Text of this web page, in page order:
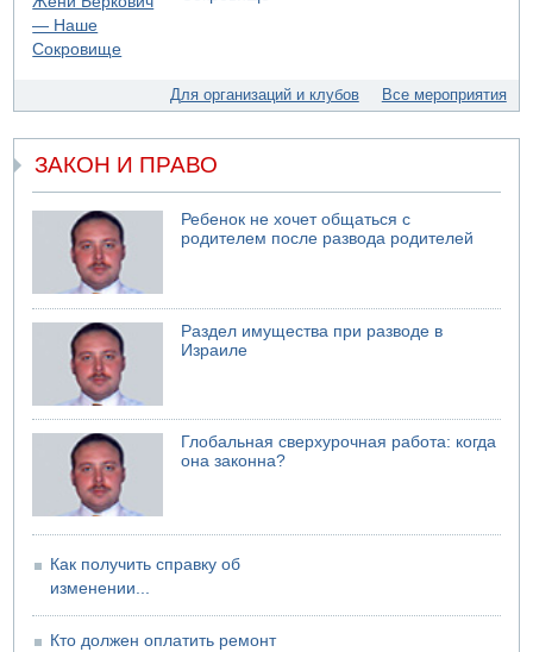
05.08.2026 06:42
В Дубае поднимается дым над портом
05.08.2026 06:41
Еще один меморандум для Ирана
Для организаций и клубов Все мероприятия
ЗАКОН И ПРАВО
Ребенок не хочет общаться с
родителем после развода родителей
Раздел имущества при разводе в
Израиле
Глобальная сверхурочная работа: когда
она законна?
Как получить справку об
изменении...
Кто должен оплатить ремонт